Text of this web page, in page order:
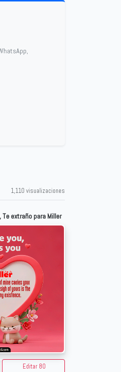
1,110 visualizaciones
Te extraño para Miller
Editar 80